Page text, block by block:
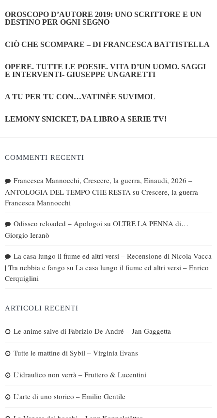
OROSCOPO D’AUTORE 2019: UNO SCRITTORE E UN
DESTINO PER OGNI SEGNO
CIÒ CHE SCOMPARE – DI FRANCESCA BATTISTELLA
OPERE. TUTTE LE POESIE. VITA D’UN UOMO. SAGGI
E INTERVENTI- GIUSEPPE UNGARETTI
A TU PER TU CON…VATINÈE SUVIMOL
LEMONY SNICKET, DA LIBRO A SERIE TV!
COMMENTI RECENTI
Francesca Mannocchi, Crescere, la guerra, Einaudi, 2026 –
ANTOLOGIA DEL TEMPO CHE RESTA su Crescere, la guerra –
Francesca Mannocchi
Odisseo reloaded – Apologoi su OLTRE LA PENNA di…
Giorgio Ieranò
La casa lungo il fiume ed altri versi – Recensione di Nicola Vacca
| Tra nebbia e fango su La casa lungo il fiume ed altri versi – Enrico
Cerquiglini
ARTICOLI RECENTI
Le anime salve di Fabrizio De André – Jan Gaggetta
Tutte le mattine di Sybil – Virginia Evans
L’idraulico non verrà – Fruttero & Lucentini
L’arte di uno storico – Emilio Gentile